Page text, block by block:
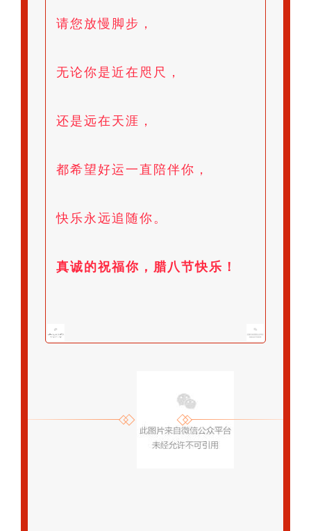
请您放慢脚步，
无论你是近在咫尺，
还是远在天涯，
都希望好运一直陪伴你，
快乐永远追随你。
真诚的祝福你，腊八节快乐！